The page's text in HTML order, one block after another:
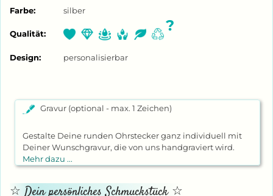
Farbe:
silber
Qualität: ?
Design: personalisierbar
Gravur (optional - max. 1 Zeichen)
Gestalte Deine runden Ohrstecker ganz individuell mit
Deiner Wunschgravur, die von uns handgraviert wird.
Mehr dazu ...